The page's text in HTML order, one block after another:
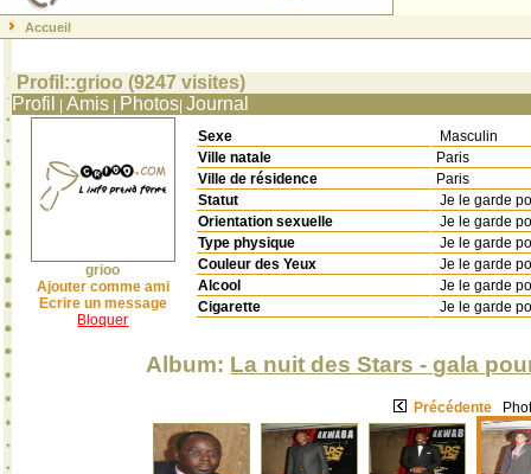
Accueil
Profil::grioo (9247 visites)
Profil
Amis Photos Journal
grioo
Ajouter comme ami
Ecrire un message
Bloquer
Sexe
Masculin
Ville natale
Paris
Ville de résidence
Paris
Statut
Je le garde
Orientation sexuelle
Je le garde
Type physique
Je le garde
Couleur des Yeux
Je le garde
Alcool
Je le garde
Cigarette
Je le garde
Album: La nuit des Stars - gala
Précédente